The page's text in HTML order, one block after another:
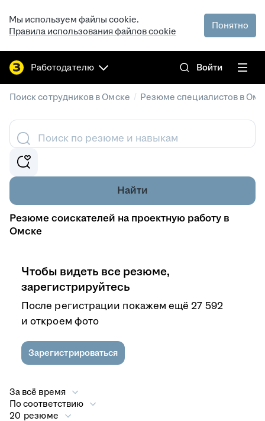
Мы используем файлы cookie.
Правила использования файлов cookie
Понятно
Работодателю Войти
Поиск сотрудников в Омске / Резюме специалистов в
Поиск по резюме и навыкам
Найти
Резюме соискателей на проектную работу в
Омске
Чтобы видеть все резюме,
зарегистрируйтесь
После регистрации покажем ещё 27 592
и откроем фото
Зарегистрироваться
За всё время
По соответствию
20 резюме